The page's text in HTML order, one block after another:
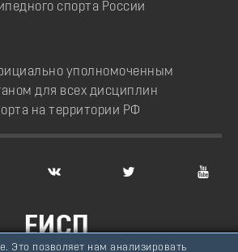
спорта России
уполномоченным
для всех дисциплин
на территории РФ
ЕИСП
ВЕЛОСПОРТ РОССИИ
Это позволяет нам анализировать